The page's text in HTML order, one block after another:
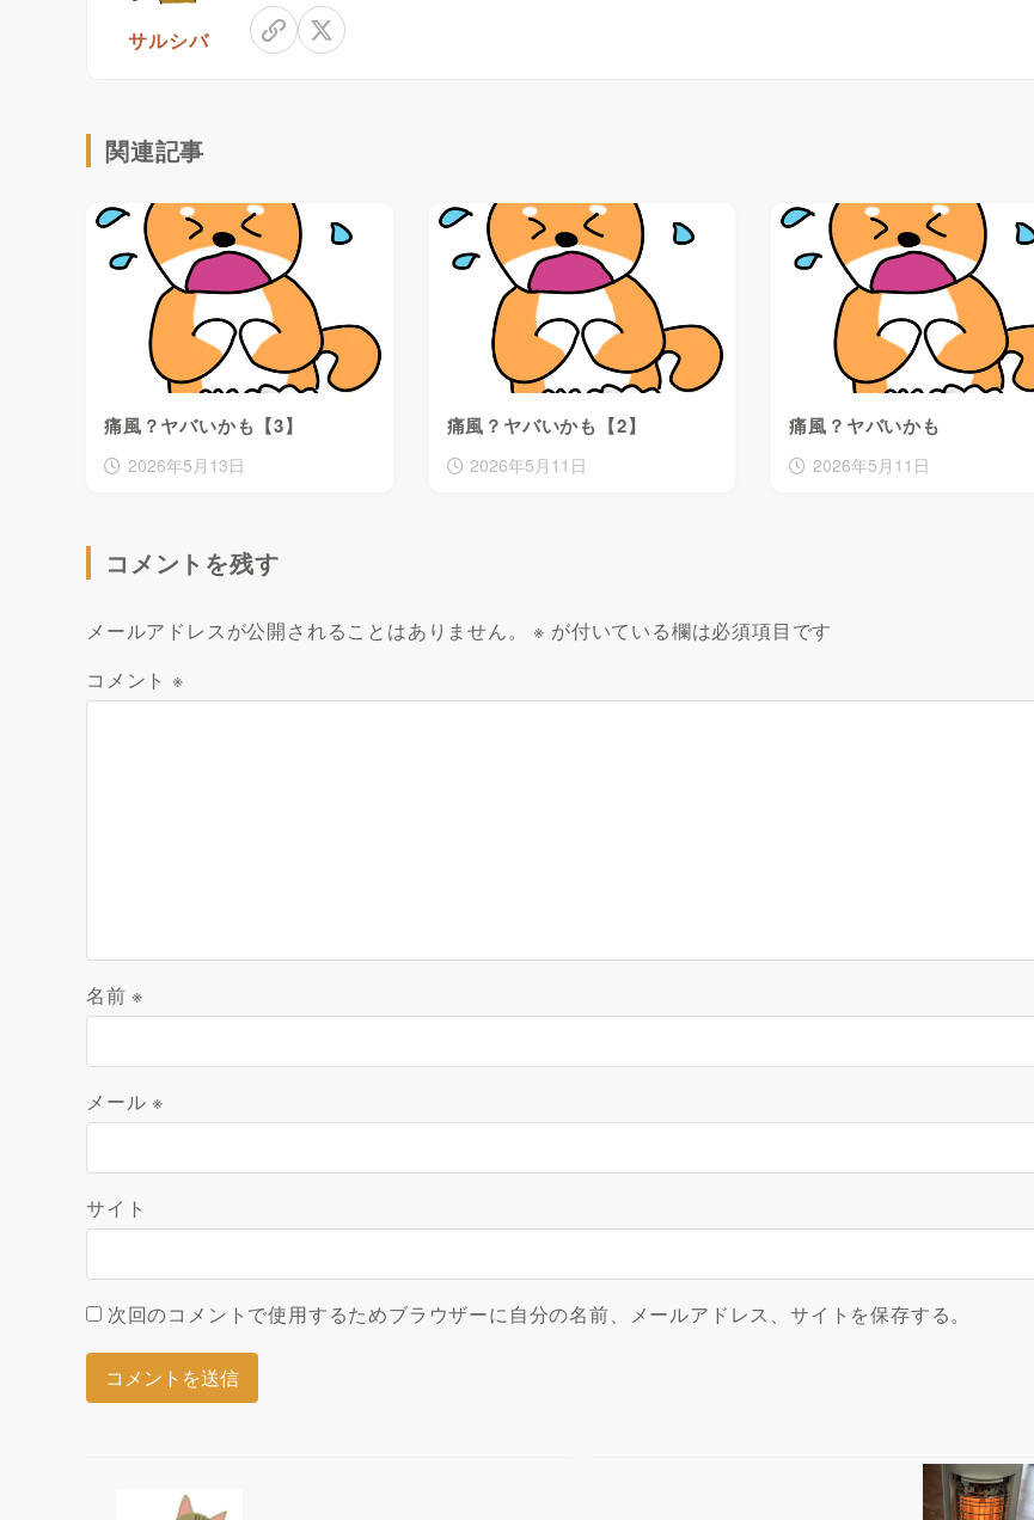
サルシバ
関連記事
痛風？ヤバいかも【3】
2026年5月13日
痛風？ヤバいかも【2】
2026年5月11日
痛風？ヤバいかも
2026年5月11日
コメントを残す
メールアドレスが公開されることはありません。 ※ が付いている欄は必須項目です
コメント ※
名前※
メール※
サイト
次回のコメントで使用するためブラウザーに自分の名前、メールアドレス、サイトを保存する。